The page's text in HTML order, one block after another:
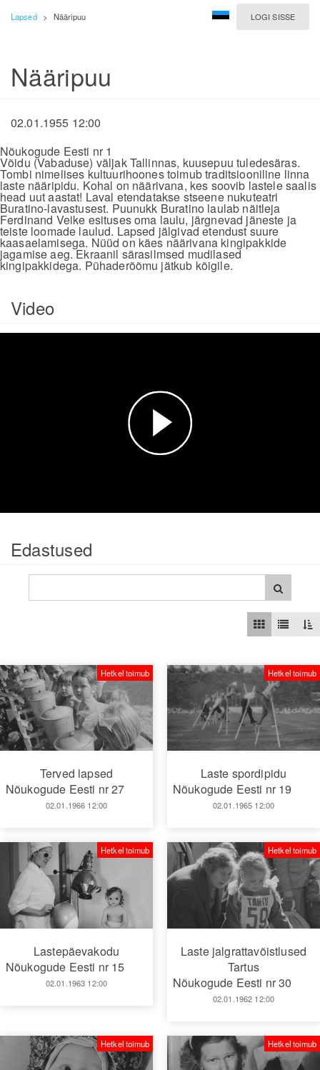
LOGI SISSE
Lapsed > Nääripuu
Nääripuu
02.01.1955 12:00
Nõukogude Eesti nr 1
Võidu (Vabaduse) väljak Tallinnas, kuusepuu tuledesäras.
Tombi nimelises kultuurihoones toimub traditsiooniline linna
laste nääripidu. Kohal on näärivana, kes soovib lastele saalis
head uut aastat! Laval etendatakse stseene nukuteatri
Buratino-lavastusest. Puunukk Buratino laulab näitleja
Ferdinand Veike esituses oma laulu, järgnevad jäneste ja
teiste loomade laulud. Lapsed jälgivad etendust suure
kaasaelamisega. Nüüd on käes näärivana kingipakkide
jagamise aeg. Ekraanil särasilmsed mudilased
kingipakkidega. Pühaderõõmu jätkub kõigile.
Video
Esita
Edastused
Terved lapsed
Nõukogude Eesti nr 27
02.01.1966 12:00
Hetkel toimub
Laste spordipidu
Nõukogude Eesti nr 19
02.01.1965 12:00
Hetkel toimub
Lastepäevakodu
Nõukogude Eesti nr 15
02.01.1963 12:00
Hetkel toimub
Laste jalgrattavõistlused
Tartus
Nõukogude Eesti nr 30
02.01.1962 12:00
Hetkel toimub
Hetkel toimub Hetkel toimub